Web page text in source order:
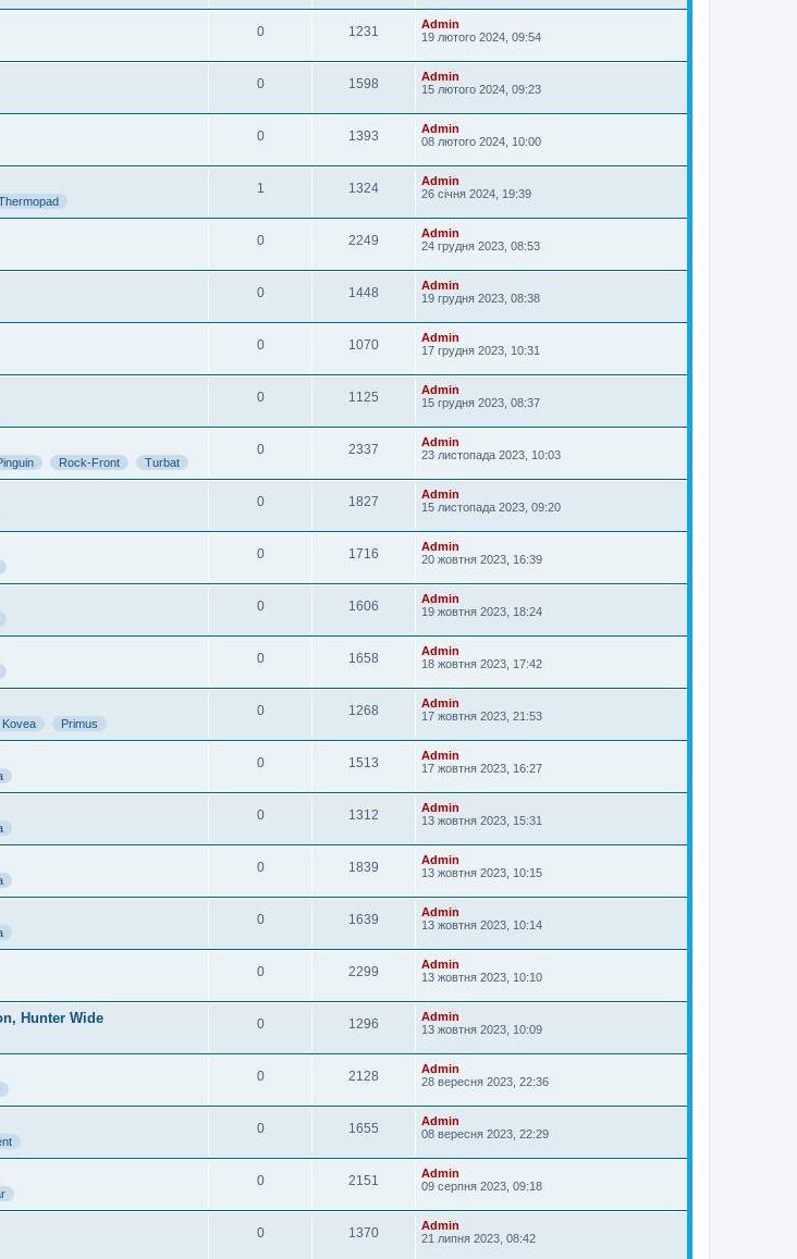
0 1231
Admin
19 лютого 2024, 09:54
0 1598
Admin
15 лютого 2024, 09:23
0 1393
Admin
08 лютого 2024, 10:00
1 1324
Admin
26 січня 2024, 19:39
0 2249
Admin
24 грудня 2023, 08:53
0 1448
Admin
19 грудня 2023, 08:38
0 1070
Admin
17 грудня 2023, 10:31
0 1125
Admin
15 грудня 2023, 08:37
Rock-Front Turbat
0 2337
Admin
23 листопада 2023, 10:03
0 1827
Admin
15 листопада 2023, 09:20
0 1716
Admin
20 жовтня 2023, 16:39
0 1606
Admin
19 жовтня 2023, 18:24
0 1658
Admin
18 жовтня 2023, 17:42
Kovea Primus
0 1268
Admin
17 жовтня 2023, 21:53
0 1513
Admin
17 жовтня 2023, 16:27
0 1312
Admin
13 жовтня 2023, 15:31
0 1839
Admin
13 жовтня 2023, 10:15
0 1639
Admin
13 жовтня 2023, 10:14
0 2299
Admin
13 жовтня 2023, 10:10
Hunter Wide 0 1296
Admin
13 жовтня 2023, 10:09
0 2128
Admin
28 вересня 2023, 22:36
0 1655
Admin
08 вересня 2023, 22:29
0 2151
Admin
09 серпня 2023, 09:18
0 1370
Admin
21 липня 2023, 08:42